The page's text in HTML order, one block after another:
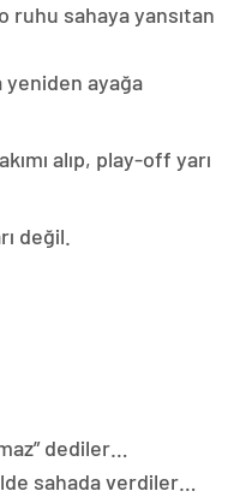
ruhu sahaya yansıtan
yeniden ayağa
alıp, play-off yarı
değil.
dediler…
sahada verdiler…